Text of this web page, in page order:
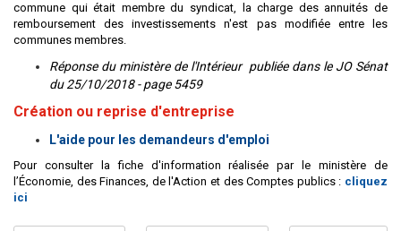
commune qui était membre du syndicat, la charge des annuités de
remboursement des investissements n'est pas modifiée entre les
communes membres.
Réponse du ministère de l'Intérieur publiée dans le JO Sénat
du 25/10/2018 - page 5459
Création ou reprise d'entreprise
L'aide pour les demandeurs d'emploi
Pour consulter la fiche d'information réalisée par le ministère de
l’Économie, des Finances, de l'Action et des Comptes publics : cliquez
ici